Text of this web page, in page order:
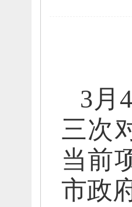
3月
三次
当前
市政